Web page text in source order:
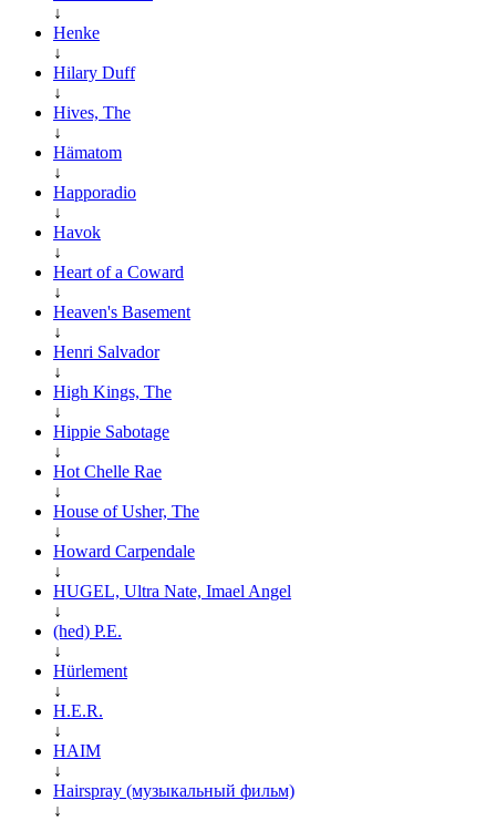
↓
Henke
↓
Hilary Duff
↓
Hives, The
↓
Hämatom
↓
Happoradio
↓
Havok
↓
Heart of a Coward
↓
Heaven's Basement
↓
Henri Salvador
↓
High Kings, The
↓
Hippie Sabotage
↓
Hot Chelle Rae
↓
House of Usher, The
↓
Howard Carpendale
↓
HUGEL, Ultra Nate, Imael Angel
↓
(hed) P.E.
↓
Hürlement
↓
H.E.R.
↓
HAIM
↓
Hairspray (музыкальный фильм)
↓